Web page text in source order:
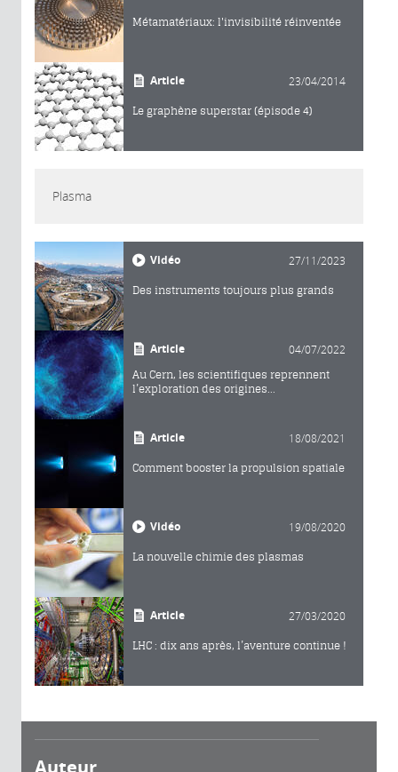
Métamatériaux: l'invisibilité réinventée
Article 23/04/2014
Le graphène superstar (épisode 4)
Plasma
Vidéo 27/11/2023
Des instruments toujours plus grands
Article 04/07/2022
Au Cern, les scientifiques reprennent
l’exploration des origines...
Article 18/08/2021
Comment booster la propulsion spatiale
Vidéo 19/08/2020
La nouvelle chimie des plasmas
Article 27/03/2020
LHC : dix ans après, l’aventure continue !
Auteur